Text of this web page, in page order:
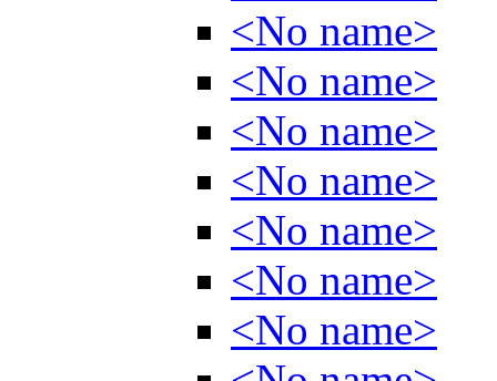
<No name>
<No name>
<No name>
<No name>
<No name>
<No name>
<No name>